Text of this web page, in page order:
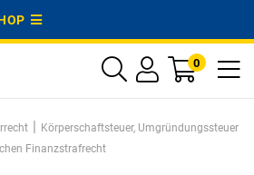
0
| Körperschaftsteuer, Umgründungssteuer
Finanzstrafrecht